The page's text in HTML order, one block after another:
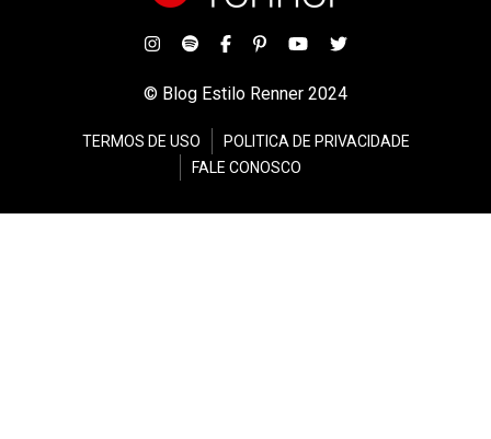
© Blog Estilo Renner 2024
TERMOS DE USO
POLITICA DE PRIVACIDADE
FALE CONOSCO